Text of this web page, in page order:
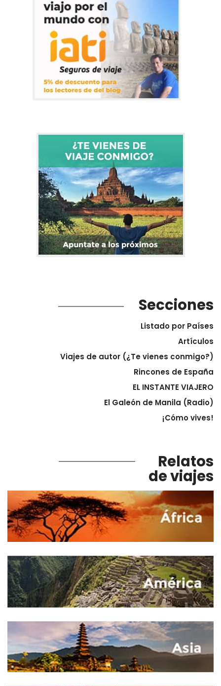
Secciones
Listado por Países
Artículos
Viajes de autor (¿Te vienes conmigo?)
Rincones de España
EL INSTANTE VIAJERO
El Galeón de Manila (Radio)
¡Cómo vives!
Relatos
de viajes